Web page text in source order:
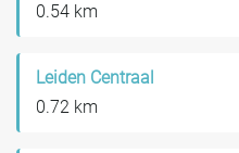
0.54 km
Leiden Centraal
0.72 km